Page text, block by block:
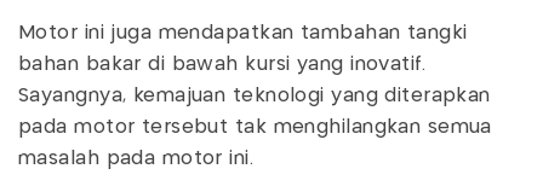
Motor ini juga mendapatkan tambahan tangki
bahan bakar di bawah kursi yang inovatif.
Sayangnya, kemajuan teknologi yang diterapkan
pada motor tersebut tak menghilangkan semua
masalah pada motor ini.